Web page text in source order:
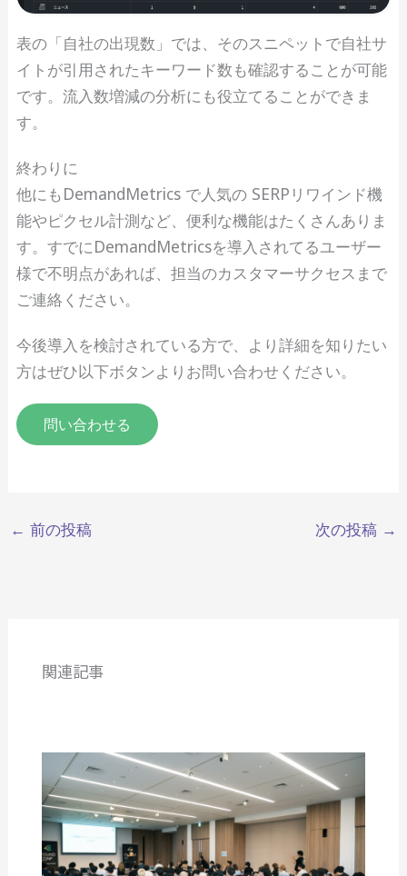
表の「自社の出現数」では、そのスニペットで自社サ
イトが引用されたキーワード数も確認することが可能
です。流入数増減の分析にも役立てることができま
す。
終わりに
他にもDemandMetrics で人気の SERPリワインド機
能やピクセル計測など、便利な機能はたくさんありま
す。すでにDemandMetricsを導入されてるユーザー
様で不明点があれば、担当のカスタマーサクセスまで
ご連絡ください。
今後導入を検討されている方で、より詳細を知りたい
方はぜひ以下ボタンよりお問い合わせください。
問い合わせる
← 前の投稿 次の投稿 →
関連記事